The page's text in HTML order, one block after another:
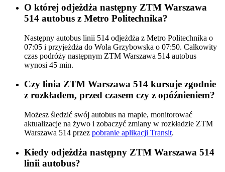
O której odjeżdża następny ZTM Warszawa
514 autobus z Metro Politechnika?
Następny autobus linii 514 odjeżdża z Metro Politechnika o
07:05 i przyjeżdża do Wola Grzybowska o 07:50. Całkowity
czas podróży następnym ZTM Warszawa 514 autobus
wynosi 45 min.
Czy linia ZTM Warszawa 514 kursuje zgodnie
z rozkładem, przed czasem czy z opóźnieniem?
Możesz śledzić swój autobus na mapie, monitorować
aktualizacje na żywo i zobaczyć zmiany w rozkładzie ZTM
Warszawa 514 przez pobranie aplikacji Transit.
Kiedy odjeżdża następny ZTM Warszawa 514
linii autobus?